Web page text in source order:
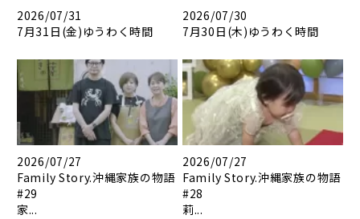
2026/07/31
7月31日(金)ゆうわく時間
2026/07/30
7月30日(木)ゆうわく時間
2026/07/27
Family Story.沖縄家族の物語
#29
家...
2026/07/27
Family Story.沖縄家族の物語
#28
莉...